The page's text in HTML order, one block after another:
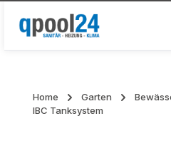
Zum Hauptinhalt springen
Home Garten
IBC Tanksystem